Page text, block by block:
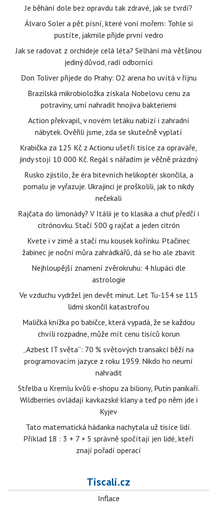
Je běhání dole bez opravdu tak zdravé, jak se tvrdí?
Álvaro Soler a pět písní, které voní mořem: Tohle si
pustíte, jakmile přijde první vedro
Jak se radovat z orchideje celá léta? Selhání má většinou
jediný důvod, radí odborníci
Don Toliver přijede do Prahy: O2 arena ho uvítá v říjnu
Brazilská mikrobioložka získala Nobelovu cenu za
potraviny, umí nahradit hnojiva bakteriemi
Action překvapil, v novém letáku nabízí i zahradní
nábytek. Ověřili jsme, zda se skutečně vyplatí
Krabička za 125 Kč z Actionu ušetří tisíce za opraváře,
jindy stojí 10 000 Kč. Regál s nářadím je věčně prázdný
Rusko zjistilo, že éra bitevních helikoptér skončila, a
pomalu je vyřazuje. Ukrajinci je proškolili, jak to nikdy
nečekali
Rajčata do limonády? V Itálii je to klasika a chuť předčí i
citrónovku. Stačí 500 g rajčat a jeden citrón
Kvete i v zimě a stačí mu kousek kořínku. Ptačinec
žabinec je noční můra zahrádkářů, dá se ho ale zbavit
Nejhloupější znamení zvěrokruhu: 4 hlupáci dle
astrologie
Ve vzduchu vydržel jen devět minut. Let Tu-154 se 115
lidmi skončil katastrofou
Maličká knížka po babičce, která vypadá, že se každou
chvíli rozpadne, může mít cenu tisíců korun
„Azbest IT světa“: 70 % světových transakcí běží na
programovacím jazyce z roku 1959. Nikdo ho neumí
nahradit
Střelba u Kremlu kvůli e-shopu za biliony, Putin panikaří.
Wildberries ovládají kavkazské klany a teď po něm jde i
Kyjev
Tato matematická hádanka nachytala už tisíce lidí.
Příklad 18 : 3 + 7 × 5 správně spočítají jen lidé, kteří
znají pořadí operací
Tiscali.cz
Inflace